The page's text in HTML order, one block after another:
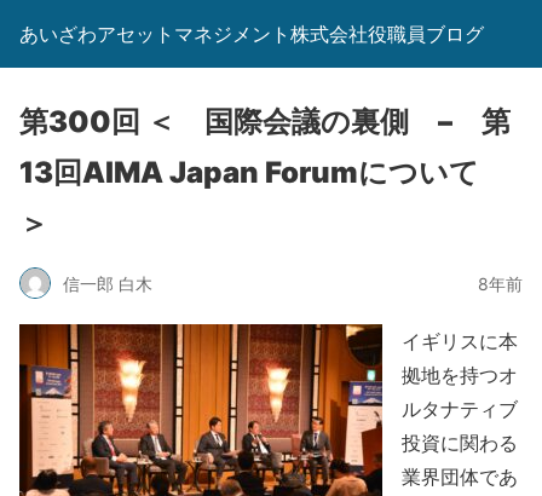
あいざわアセットマネジメント株式会社役職員ブログ
第300回 ＜ 国際会議の裏側 – 第
13回AIMA Japan Forumについて
＞
信一郎 白木 8年前
イギリスに本
拠地を持つオ
ルタナティブ
投資に関わる
業界団体であ